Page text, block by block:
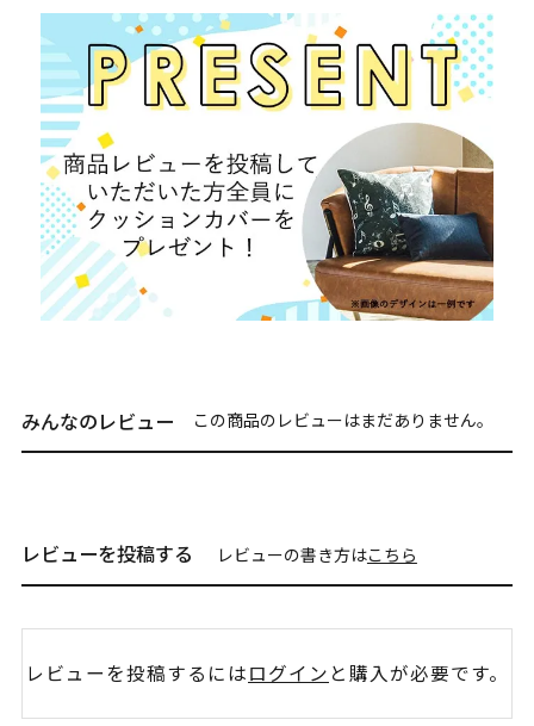
みんなのレビュー この商品のレビューはまだありません。
レビューを投稿する レビューの書き方はこちら
レビューを投稿するにはログイン と購入が必要です。